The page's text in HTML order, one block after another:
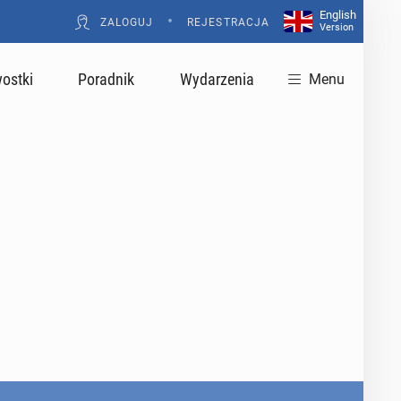
ZALOGUJ • REJESTRACJA
English
Version
Poradnik Wydarzenia Menu